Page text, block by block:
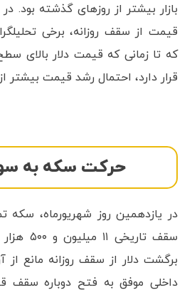
بازار بیشتر از روزهای گذشته بود.
قیمت از سقف روزانه، برخی
قرار دارد، احتمال رشد قیمت بیشتر
حرکت سکه به
در یازدهمین روز شهریورماه، سکه
سقف
برگشت دلار از سقف روزانه مانع
داخلی موفق به فتح دوباره سقف